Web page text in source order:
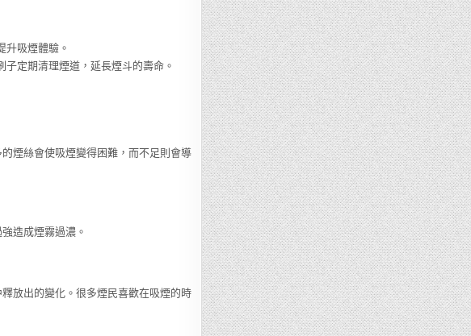
升吸煙體驗。
定期清理煙道，延長煙斗的壽命。
煙絲會使吸煙變得困難，而不足則會導
造成煙霧過濃。
放出的變化。很多煙民喜歡在吸煙的時